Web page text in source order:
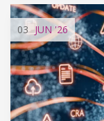
03 JUN'26